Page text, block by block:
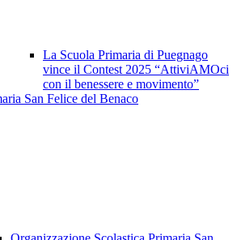
La Scuola Primaria di Puegnago
vince il Contest 2025 “AttiviAMOci
con il benessere e movimento”
San Felice del Benaco